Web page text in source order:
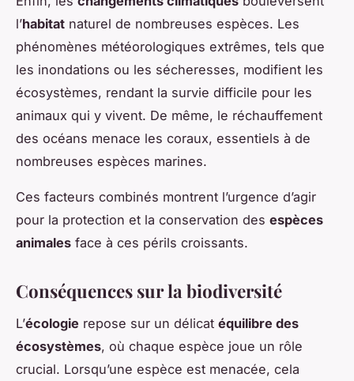
l’habitat naturel de nombreuses espèces. Les
phénomènes météorologiques extrêmes, tels que
les inondations ou les sécheresses, modifient les
écosystèmes, rendant la survie difficile pour les
animaux qui y vivent. De même, le réchauffement
des océans menace les coraux, essentiels à de
nombreuses espèces marines.
Ces facteurs combinés montrent l’urgence d’agir
pour la protection et la conservation des espèces
animales face à ces périls croissants.
Conséquences sur la biodiversité
L’écologie repose sur un délicat équilibre des
écosystèmes, où chaque espèce joue un rôle
crucial. Lorsqu’une espèce est menacée, cela